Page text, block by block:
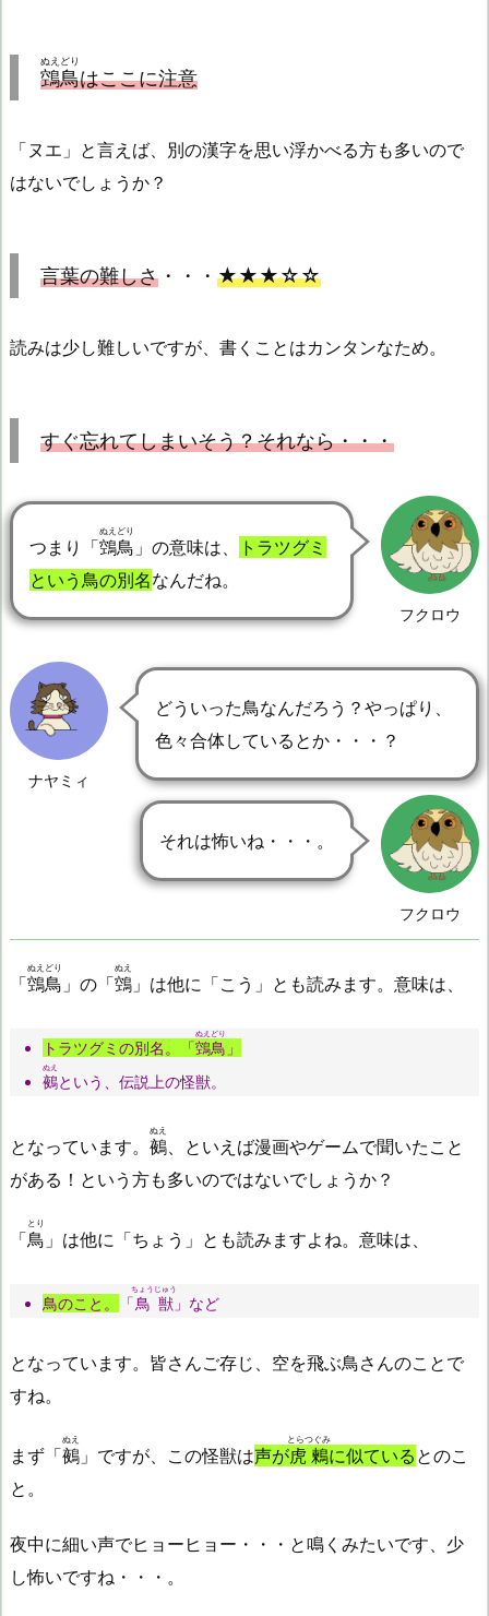
鵼鳥
ぬえどり
はここに注意
「ヌエ」と言えば、別の漢字を思い浮かべる方も多いので
はないでしょうか？
言葉の難しさ ・・・ ★★★☆☆
読みは少し難しいですが、書くことはカンタンなため。
すぐ忘れてしまいそう？それなら・・・
フクロウ
つまり「鵼鳥
ぬえどり
」の意味は、
トラツグミ
という鳥の別名なんだね。
ナヤミィ
どういった鳥なんだろう？やっぱり、
色々合体しているとか・・・？
フクロウ
それは怖いね・・・。
「鵼鳥
ぬえどり
」の「鵼
ぬえ
」は他に「こう」とも読みます。意味は、
トラツグミの別名。「鵼鳥
ぬえどり
」
鵺
ぬえ
という、伝説上の怪獣。
となっています。 鵺
ぬえ
、といえば漫画やゲームで聞いたこと
がある！という方も多いのではないでしょうか？
「鳥
とり
」は他に「ちょう」とも読みますよね。意味は、
鳥のこと。 「鳥獣
ちょうじゅう
」など
となっています。皆さんご存じ、空を飛ぶ鳥さんのことで
すね。
まず「鵺
ぬえ
」ですが、この怪獣は声が虎鶫
とらつぐみ
に似ている とのこ
と。
夜中に細い声でヒョーヒョー・・・と鳴くみたいです、少
し怖いですね・・・。